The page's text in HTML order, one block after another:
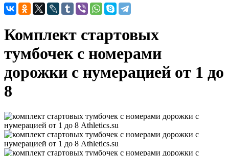
Комплект стартовых
тумбочек с номерами
дорожки с нумерацией от 1 до
8